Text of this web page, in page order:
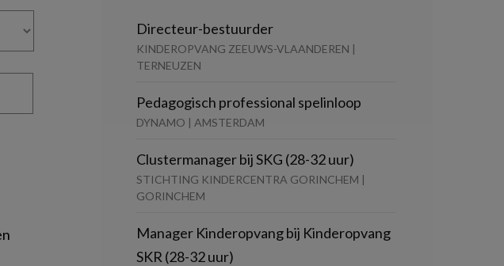
Directeur-bestuurder
KINDEROPVANG ZEEUWS-VLAANDEREN |
TERNEUZEN
Pedagogisch professional spelinloop
DYNAMO | AMSTERDAM
Clustermanager bij SKG (28-32 uur)
STICHTING KINDERCENTRA GORINCHEM |
GORINCHEM
Manager Kinderopvang bij Kinderopvang
SKR (28-32 uur)